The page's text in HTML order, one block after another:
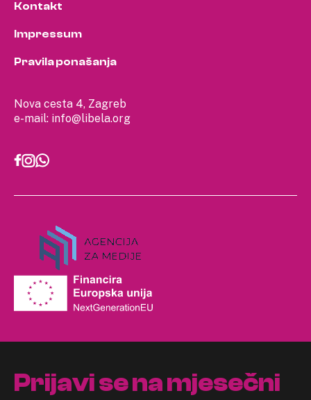
Nova cesta 4, Zagreb
e-mail: info@libela.org
Kontakt
Impressum
Pravila ponašanja
Prijavi se na mjesečni